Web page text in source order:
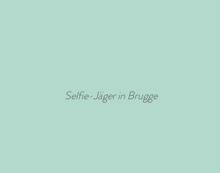
Selfie-Jäger in Brugge